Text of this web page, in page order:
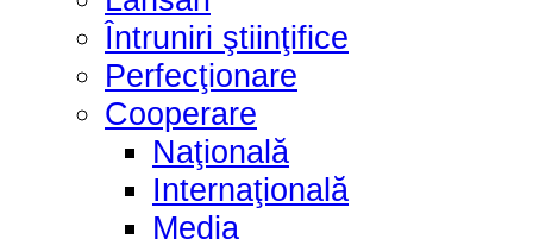
Întruniri ştiinţifice
Perfecţionare
Cooperare
Naţională
Internaţională
Media